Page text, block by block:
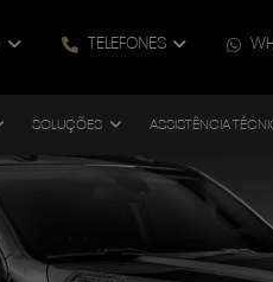
TELEFONES
SOLUÇÕES ASSISTÊNCIA